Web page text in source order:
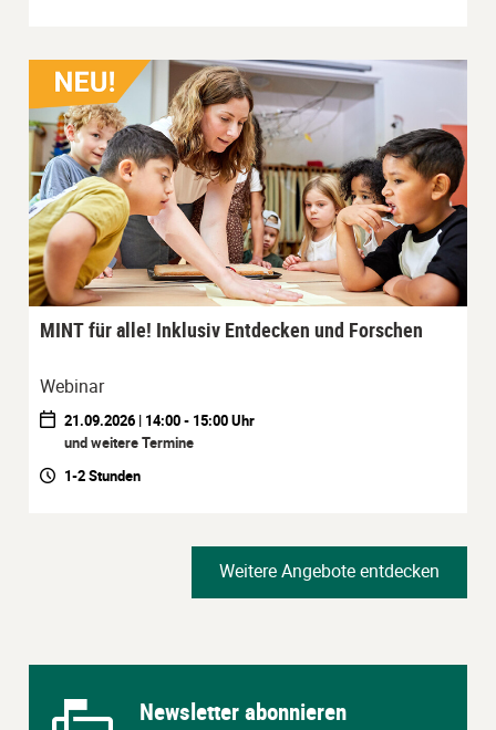
MINT für alle! Inklusiv Entdecken und Forschen
Webinar
21.09.2026 | 14:00 - 15:00 Uhr
und weitere Termine
1-2 Stunden
Weitere Angebote entdecken
Newsletter abonnieren